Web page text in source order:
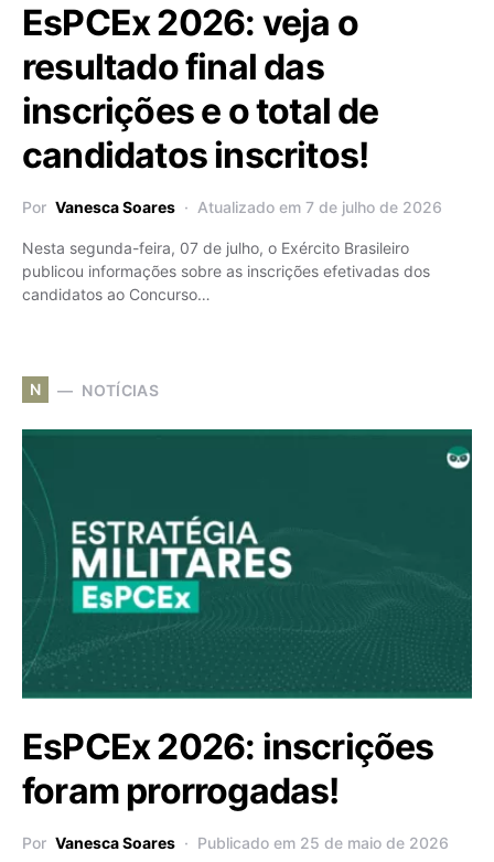
EsPCEx 2026: veja o
resultado final das
inscrições e o total de
candidatos inscritos!
Por Vanesca Soares Atualizado em 7 de julho de 2026
Nesta segunda-feira, 07 de julho, o Exército Brasileiro
publicou informações sobre as inscrições efetivadas dos
candidatos ao Concurso…
N NOTÍCIAS
EsPCEx 2026: inscrições
foram prorrogadas!
Por Vanesca Soares Publicado em 25 de maio de 2026